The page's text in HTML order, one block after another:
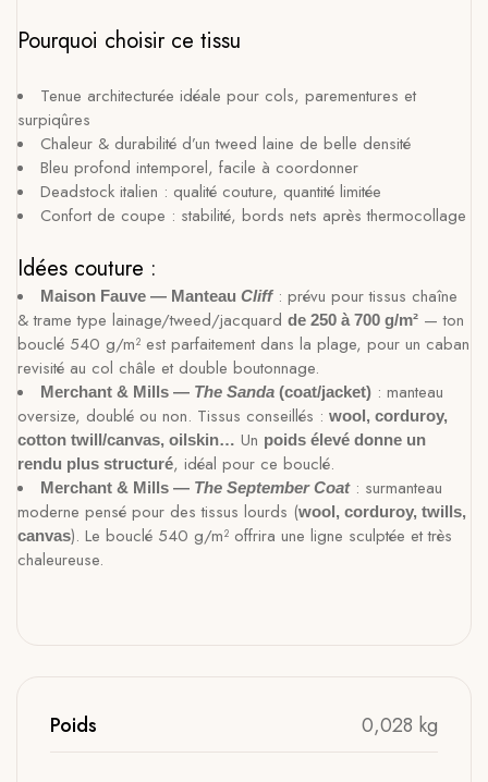
Pourquoi choisir ce tissu
Tenue architecturée idéale pour cols, parementures et
surpiqûres
Chaleur & durabilité d’un tweed laine de belle densité
Bleu profond intemporel, facile à coordonner
Deadstock italien : qualité couture, quantité limitée
Confort de coupe : stabilité, bords nets après thermocollage
Idées couture :
Maison Fauve — Manteau Cliff: prévu pour tissus chaîne
& trame type lainage/tweed/jacquard de 250 à 700 g/m² — ton
bouclé 540 g/m² est parfaitement dans la plage, pour un caban
revisité au col châle et double boutonnage.
Merchant & Mills — The Sanda (coat/jacket) : manteau
oversize, doublé ou non. Tissus conseillés : wool, corduroy,
cotton twill/canvas, oilskin… Un poids élevé donne un
rendu plus structuré, idéal pour ce bouclé.
Merchant & Mills — The September Coat: surmanteau
moderne pensé pour des tissus lourds (wool, corduroy, twills,
canvas). Le bouclé 540 g/m² offrira une ligne sculptée et très
chaleureuse.
Poids 0,028 kg